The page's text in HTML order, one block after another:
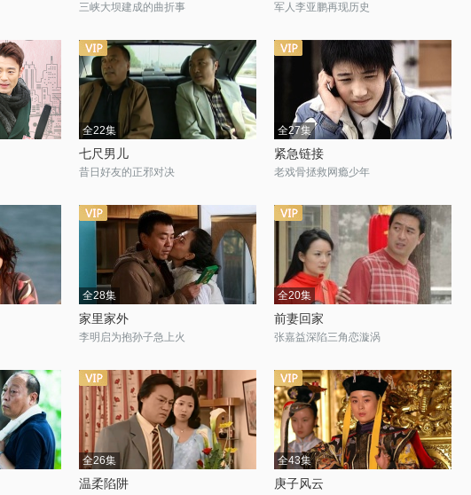
三峡大坝建成的曲折事 军人李亚鹏再现历史
全22集
七尺男儿
昔日好友的正邪对决
全27集
紧急链接
老戏骨拯救网瘾少年
全28集
家里家外
李明启为抱孙子急上火
全20集
前妻回家
张嘉益深陷三角恋漩涡
全26集
温柔陷阱
全43集
庚子风云